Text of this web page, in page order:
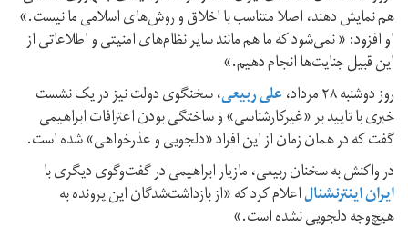
هم نمایش دهند، اصلا متناسب با اخلاق و روش‌های اسلامی ما نیست.»
او افزود: « نمی‌شود که ما هم مانند سایر نظام‌های امنیتی و اطلاعاتی از
این قبیل جنایت‌ها انجام دهیم.»
روز دوشنبه ۲۸ مرداد،
علی ربیعی، سخنگوی دولت نیز در یک نشست
خبری با تایید بر «غیرکارشناسی» و ساختگی بودن اعترافات ابراهیمی
گفت که در همان زمان از این افراد «دلجویی و عذرخواهی»‌ شده است.
در واکنش به سخنان ربیعی، مازیار ابراهیمی در گفت‌و‌گوی دیگری با
ایران اینترنشنالاعلام کرد که «از بازداشت‌شدگان این پرونده به
هیچ‌وجه دلجویی نشده است.»